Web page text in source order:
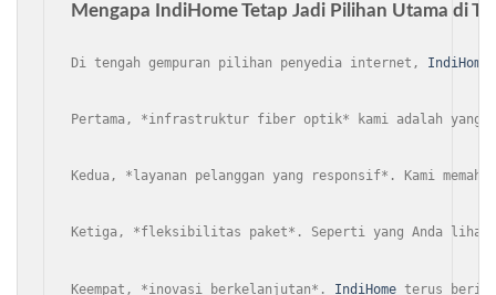
Mengapa IndiHome Tetap Jadi Pilihan Utama di
Di tengah gempuran pilihan penyedia internet, IndiHome
Pertama, *infrastruktur fiber optik* kami adalah yang
Kedua, *layanan pelanggan yang responsif*. Kami
Ketiga, *fleksibilitas paket*. Seperti yang Anda
Keempat, *inovasi berkelanjutan*. IndiHome terus